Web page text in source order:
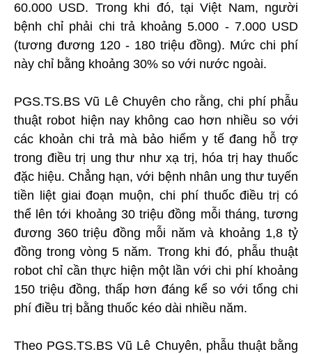
60.000 USD. Trong khi đó, tại Việt Nam, người
bệnh chỉ phải chi trả khoảng 5.000 - 7.000 USD
(tương đương 120 - 180 triệu đồng). Mức chi phí
này chỉ bằng khoảng 30% so với nước ngoài.
PGS.TS.BS Vũ Lê Chuyên cho rằng, chi phí phẫu
thuật robot hiện nay không cao hơn nhiều so với
các khoản chi trả mà bảo hiểm y tế đang hỗ trợ
trong điều trị ung thư như xạ trị, hóa trị hay thuốc
đặc hiệu. Chẳng hạn, với bệnh nhân ung thư tuyến
tiền liệt giai đoạn muộn, chi phí thuốc điều trị có
thể lên tới khoảng 30 triệu đồng mỗi tháng, tương
đương 360 triệu đồng mỗi năm và khoảng 1,8 tỷ
đồng trong vòng 5 năm. Trong khi đó, phẫu thuật
robot chỉ cần thực hiện một lần với chi phí khoảng
150 triệu đồng, thấp hơn đáng kể so với tổng chi
phí điều trị bằng thuốc kéo dài nhiều năm.
Theo PGS.TS.BS Vũ Lê Chuyên, phẫu thuật bằng